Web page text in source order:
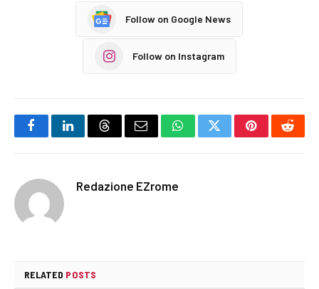
Follow on Google News
Follow on Instagram
FacebookLinkedInThreadsEmail WhatsAppTwitterPinterest
Redazione EZrome
RELATED POSTS